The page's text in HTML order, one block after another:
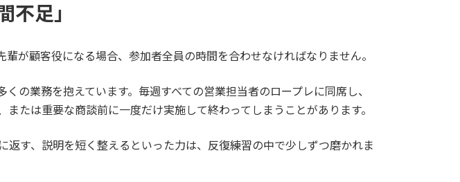
不足」
が顧客役になる場合、参加者全員の時間を合わせなければなりません。
の業務を抱えています。毎週すべての営業担当者のロープレに同席し、
たは重要な商談前に一度だけ実施して終わってしまうことがあります。
す、説明を短く整えるといった力は、反復練習の中で少しずつ磨かれま